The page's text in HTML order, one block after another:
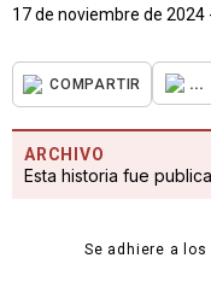
17 de noviembre de 2024
COMPARTIR ...
ARCHIVO
Esta historia fue
Se adhiere a